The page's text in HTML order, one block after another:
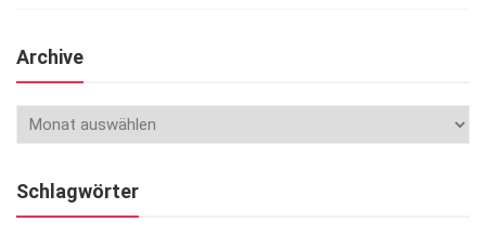
Archive
Schlagwörter